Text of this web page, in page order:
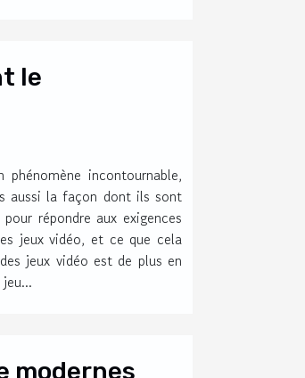
le
incontournable,
aussi la façon dont ils sont
répondre aux exigences
jeux vidéo, et ce que cela
jeux vidéo est de plus en
modernes